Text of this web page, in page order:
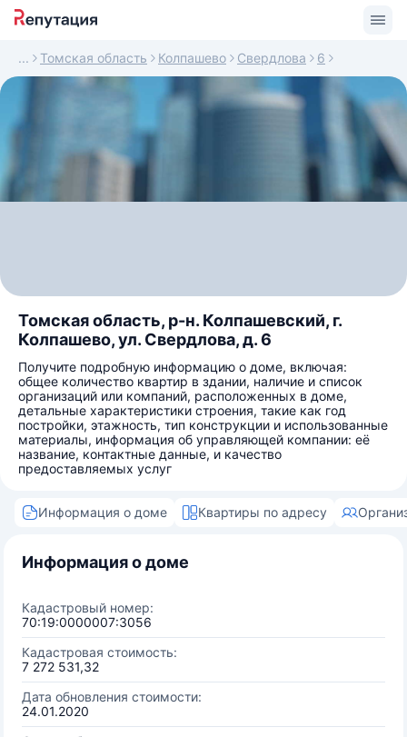
Томская область Колпашево Свердлова 6
Томская область, р-н. Колпашевский, г.
Колпашево, ул. Свердлова, д. 6
Получите подробную информацию о доме, включая:
общее количество квартир в здании, наличие и список
организаций или компаний, расположенных в доме,
детальные характеристики строения, такие как год
постройки, этажность, тип конструкции и использованные
материалы, информация об управляющей компании: её
название, контактные данные, и качество
предоставляемых услуг
Информация о доме Квартиры по адресу
Информация о доме
Кадастровый номер:
70:19:0000007:3056
Кадастровая стоимость:
7 272 531,32
Дата обновления стоимости:
24.01.2020